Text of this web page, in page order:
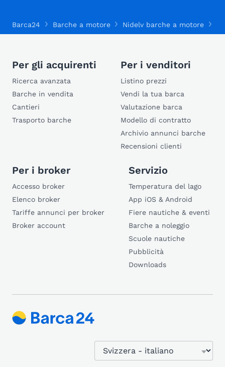
Barca24 Barche a motore Nidelv barche a motore
Per gli acquirenti
Ricerca avanzata
Barche in vendita
Cantieri
Trasporto barche
Per i venditori
Listino prezzi
Vendi la tua barca
Valutazione barca
Modello di contratto
Archivio annunci barche
Recensioni clienti
Per i broker
Accesso broker
Elenco broker
Tariffe annunci per broker
Broker account
Servizio
Temperatura del lago
App iOS & Android
Fiere nautiche & eventi
Barche a noleggio
Scuole nautiche
Pubblicità
Downloads